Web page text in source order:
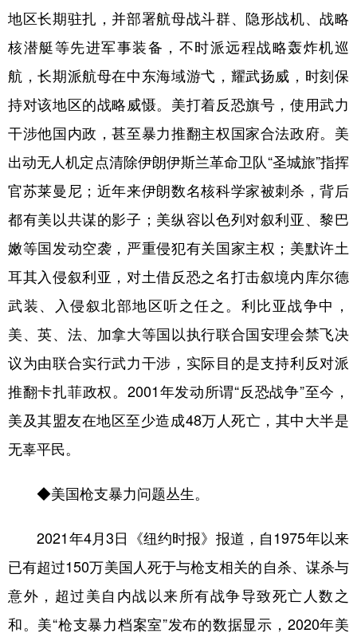
地区长期驻扎，并部署航母战斗群、隐形战机、战略
核潜艇等先进军事装备，不时派远程战略轰炸机巡
航，长期派航母在中东海域游弋，耀武扬威，时刻保
持对该地区的战略威慑。美打着反恐旗号，使用武力
干涉他国内政，甚至暴力推翻主权国家合法政府。美
出动无人机定点清除伊朗伊斯兰革命卫队“圣城旅”指挥
官苏莱曼尼；近年来伊朗数名核科学家被刺杀，背后
都有美以共谋的影子；美纵容以色列对叙利亚、黎巴
嫩等国发动空袭，严重侵犯有关国家主权；美默许土
耳其入侵叙利亚，对土借反恐之名打击叙境内库尔德
武装、入侵叙北部地区听之任之。利比亚战争中，
美、英、法、加拿大等国以执行联合国安理会禁飞决
议为由联合实行武力干涉，实际目的是支持利反对派
推翻卡扎菲政权。2001年发动所谓“反恐战争”至今，
美及其盟友在地区至少造成48万人死亡，其中大半是
无辜平民。
◆美国枪支暴力问题丛生。
2021年4月3日《纽约时报》报道，自1975年以来
已有超过150万美国人死于与枪支相关的自杀、谋杀与
意外，超过美自内战以来所有战争导致死亡人数之
和。美“枪支暴力档案室”发布的数据显示，2020年美